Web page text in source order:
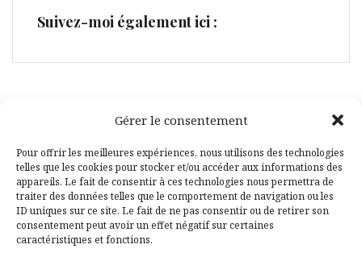
Gérer le consentement
Pour offrir les meilleures expériences, nous utilisons des technologies
telles que les cookies pour stocker et/ou accéder aux informations des
appareils. Le fait de consentir à ces technologies nous permettra de
traiter des données telles que le comportement de navigation ou les
ID uniques sur ce site. Le fait de ne pas consentir ou de retirer son
consentement peut avoir un effet négatif sur certaines
caractéristiques et fonctions.
Suivez-moi également ici :
Facebook
Pinterest